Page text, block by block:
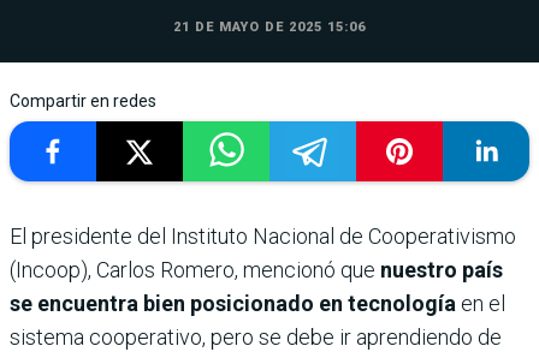
21 DE MAYO DE 2025 15:06
Compartir en redes
El presidente del Instituto Nacional de Cooperativismo
(Incoop), Carlos Romero, mencionó que nuestro país
se encuentra bien posicionado en tecnología en el
sistema cooperativo, pero se debe ir aprendiendo de